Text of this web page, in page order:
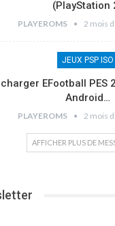
(PlayStation
PLAYEROMS 2 mois
JEUX PSP ISO
EFootball PES
Android…
PLAYEROMS 2 mois
AFFICHER PLUS DE